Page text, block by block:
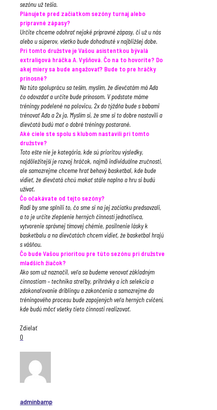
sezónu už tešia.
Plánujete pred začiatkom sezóny turnaj alebo
prípravné zápasy?
Určite chceme odohrať nejaké prípravné zápasy, či už u nás
alebo u súperov, všetko bude dohodnuté v najbližšej dobe.
Pri tomto družstve je Vašou asistentkou bývalá
extraligová hráčka A. Vyšňová. Čo na to hovoríte? Do
akej miery sa bude angažovať? Bude to pre hráčky
prínosné?
Na túto spoluprácu sa teším, myslím, že dievčatám má Aďa
čo odovzdať a určite bude prínosom. V podstate máme
tréningy podelené na polovicu, 2x do týždňa bude s babami
trénovať Aďa a 2x ja. Myslím si, že sme si to dobre nastavili a
dievčatá budú mať o dobré tréningy postarané.
Aké ciele ste spolu s klubom nastavili pri tomto
družstve?
Toto ešte nie je kategória, kde sú prioritou výsledky,
najdôležitejší je rozvoj hráčok, najmä individuálne zručnosti,
ale samozrejme chceme hrať behavý basketbal, kde bude
vidieť, že dievčatá chcú makať stále naplno a hru si budú
užívať.
Čo očakávate od tejto sezóny?
Radi by sme splnili to, čo sme si na jej začiatku predsavzali,
a to je určite zlepšenie herných činností jednotlivca,
vytvorenie správnej tímovej chémie, posilnenie lásky k
basketbalu a na dievčatách chcem vidieť, že basketbal hrajú
s vášňou.
Čo bude Vašou prioritou pre túto sezónu pri družstve
mladších žiačok?
Ako som už naznačil, veľa sa budeme venovať základným
činnostiam – technika streľby, prihrávky a ich selekcia a
zdokonaľovanie driblingu a zakončenia a samozrejme do
tréningového procesu bude zapojených veľa herných cvičení,
kde budú môcť všetky tieto činnosti realizovať.
Zdielať
0
adminbamp